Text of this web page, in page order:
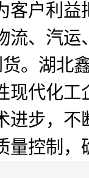
客户利
流、汽
。湖北
现代化
进步，
量控制